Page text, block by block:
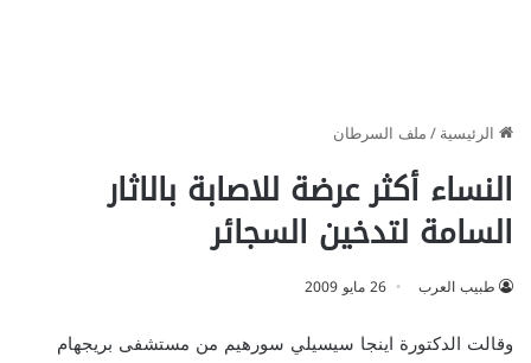
الرئيسية/ملف السرطان
النساء أكثر عرضة للاصابة بالاثار
السامة لتدخين السجائر
طبيب العرب 26 مايو 2009
وقالت الدكتورة اينجا سيسيلي سورهيم من مستشفى بريجهام